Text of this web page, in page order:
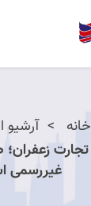
خانه
آرشیو
غیررسمی